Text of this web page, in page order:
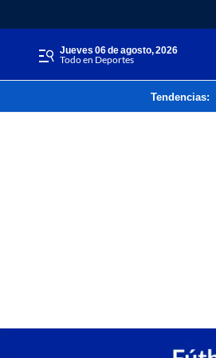
jueves 06 de agosto, 2026
Todo en Deportes
Tendencias: